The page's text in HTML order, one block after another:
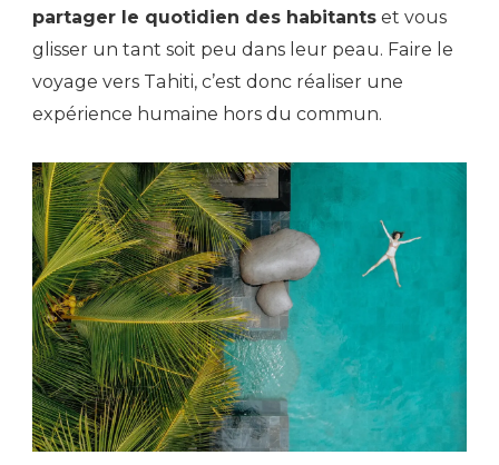
partager le quotidien des habitants et vous
glisser un tant soit peu dans leur peau. Faire le
voyage vers Tahiti, c’est donc réaliser une
expérience humaine hors du commun.